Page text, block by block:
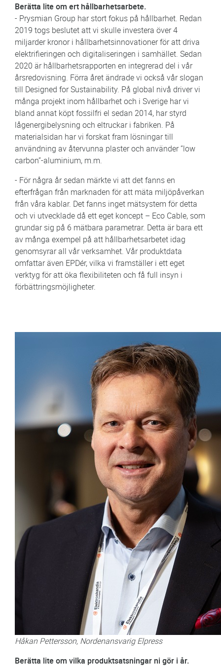
Berätta lite om ert hållbarhetsarbete.
- Prysmian Group har stort fokus på hållbarhet. Redan
2019 togs beslutet att vi skulle investera över 4
miljarder kronor i hållbarhetsinnovationer för att driva
elektrifieringen och digitaliseringen i samhället. Sedan
2020 är hållbarhetsrapporten en integrerad del i vår
årsredovisning. Förra året ändrade vi också vår slogan
till Designed for Sustainability. På global nivå driver vi
många projekt inom hållbarhet och i Sverige har vi
bland annat köpt fossilfri el sedan 2014, har styrd
lågenergibelysning och eltruckar i fabriken. På
materialsidan har vi forskat fram lösningar till
användning av återvunna plaster och använder ”low
carbon”-aluminium, m.m.
- För några år sedan märkte vi att det fanns en
efterfrågan från marknaden för att mäta miljöpåverkan
från våra kablar. Det fanns inget mätsystem för detta
och vi utvecklade då ett eget koncept – Eco Cable, som
grundar sig på 6 mätbara parametrar. Detta är bara ett
av många exempel på att hållbarhetsarbetet idag
genomsyrar all vår verksamhet. Vår produktdata
omfattar även EPDér, vilka vi framställer i ett eget
verktyg för att öka flexibiliteten och få full insyn i
förbättringsmöjligheter.
Håkan Pettersson, Nordenansvarig Elpress
Berätta lite om vilka produktsatsningar ni gör i år.